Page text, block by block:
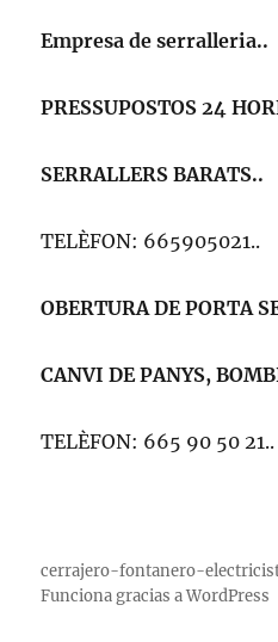
Empresa de serralleria..
PRESSUPOSTOS 24
SERRALLERS BARATS..
TELÈFON: 665905021..
OBERTURA DE PORTA
CANVI DE PANYS,
TELÈFON: 665 90 50 21..
cerrajero-fontanero-
Funciona gracias a WordPress